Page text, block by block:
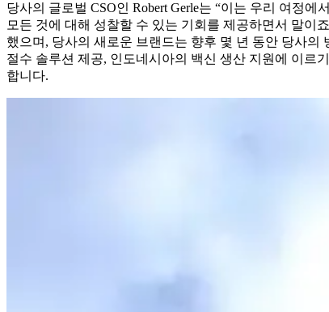
당사의 글로벌 CSO인 Robert Gerle는 “이는 우리 여정
모든 것에 대해 성찰할 수 있는 기회를 제공하면서 말이
했으며, 당사의 새로운 브랜드는 향후 몇 년 동안 당사
절수 솔루션 제공, 인도네시아의 백신 생산 지원에 이르
합니다.